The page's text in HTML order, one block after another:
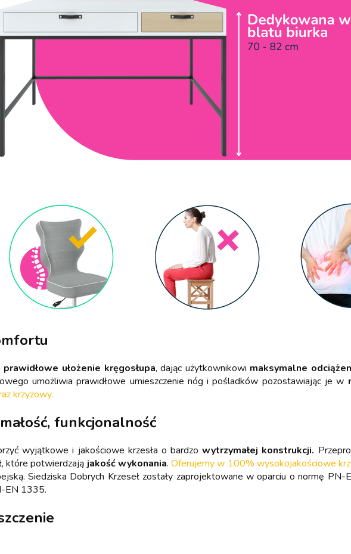
prawidłowe ułożenie kręgosłupa, dając użytkownikowi maksymalne
umożliwia prawidłowe umieszczenie nóg i pośladków pozostawiając je w
krzyżowy.
funkcjonalność
wyjątkowe i jakościowe krzesła o bardzowytrzymałej konstrukcji.
które potwierdzają jakość wykonania. Oferujemy w 100% wysokojakościowe
Siedziska Dobrych Krzeseł zostały zaprojektowane w oparciu o normę
EN 1335.